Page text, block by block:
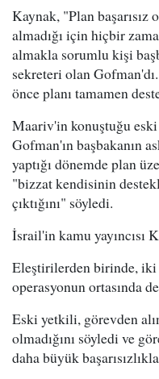
Kaynak, "Plan başarısız
almadığı için hiçbir
almakla sorumlu kişi
sekreteri olan
önce planı tamamen
Maariv'in konuştuğu
Gofman'ın başbakanın
yaptığı dönemde plan
"bizzat kendisinin
çıktığını" söyledi.
İsrail'in kamu yayıncısı
Eleştirilerden birinde,
operasyonun ortasında
Eski yetkili, görevden
olmadığını söyledi ve
daha büyük